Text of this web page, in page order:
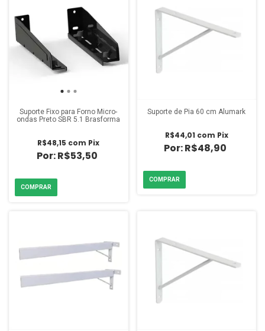
Suporte Fixo para Forno Micro-
ondas Preto SBR 5.1 Brasforma
R$53,50
R$48,15 com Pix
Suporte de Pia 60 cm Alumark
R$48,90
R$44,01 com Pix